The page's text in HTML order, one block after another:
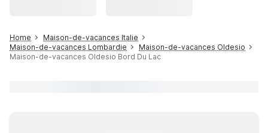
Home
Maison-de-vacances Italie
Maison-de-vacances Lombardie
Maison-de-vacances Oldesio
Maison-de-vacances Oldesio Bord Du Lac